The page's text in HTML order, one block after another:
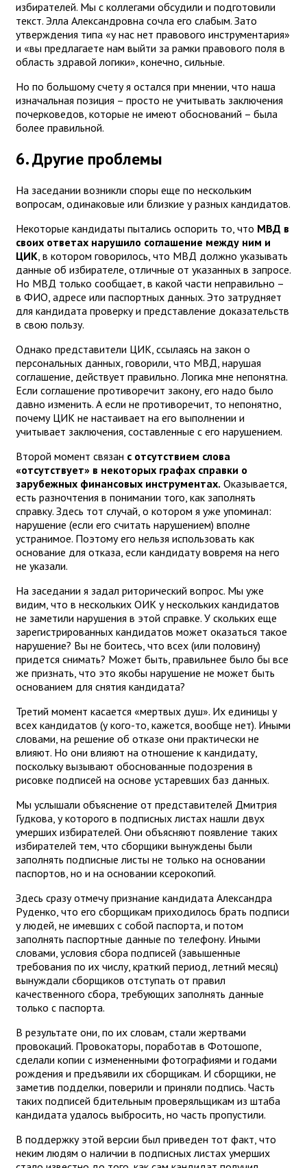
избирателей. Мы с коллегами обсудили и подготовили
текст. Элла Александровна сочла его слабым. Зато
утверждения типа «у нас нет правового инструментария»
и «вы предлагаете нам выйти за рамки правового поля в
область здравой логики», конечно, сильные.
Но по большому счету я остался при мнении, что наша
изначальная позиция – просто не учитывать заключения
почерковедов, которые не имеют обоснований – была
более правильной.
6. Другие проблемы
На заседании возникли споры еще по нескольким
вопросам, одинаковые или близкие у разных кандидатов.
Некоторые кандидаты пытались оспорить то, что МВД в
своих ответах нарушило соглашение между ним и
ЦИК, в котором говорилось, что МВД должно указывать
данные об избирателе, отличные от указанных в запросе.
Но МВД только сообщает, в какой части неправильно –
в ФИО, адресе или паспортных данных. Это затрудняет
для кандидата проверку и представление доказательств
в свою пользу.
Однако представители ЦИК, ссылаясь на закон о
персональных данных, говорили, что МВД, нарушая
соглашение, действует правильно. Логика мне непонятна.
Если соглашение противоречит закону, его надо было
давно изменить. А если не противоречит, то непонятно,
почему ЦИК не настаивает на его выполнении и
учитывает заключения, составленные с его нарушением.
Второй момент связан с отсутствием слова
«отсутствует» в некоторых графах справки о
зарубежных финансовых инструментах. Оказывается,
есть разночтения в понимании того, как заполнять
справку. Здесь тот случай, о котором я уже упоминал:
нарушение (если его считать нарушением) вполне
устранимое. Поэтому его нельзя использовать как
основание для отказа, если кандидату вовремя на него
не указали.
На заседании я задал риторический вопрос. Мы уже
видим, что в нескольких ОИК у нескольких кандидатов
не заметили нарушения в этой справке. У скольких еще
зарегистрированных кандидатов может оказаться такое
нарушение? Вы не боитесь, что всех (или половину)
придется снимать? Может быть, правильнее было бы все
же признать, что это якобы нарушение не может быть
основанием для снятия кандидата?
Третий момент касается «мертвых душ». Их единицы у
всех кандидатов (у кого-то, кажется, вообще нет). Иными
словами, на решение об отказе они практически не
влияют. Но они влияют на отношение к кандидату,
поскольку вызывают обоснованные подозрения в
рисовке подписей на основе устаревших баз данных.
Мы услышали объяснение от представителей Дмитрия
Гудкова, у которого в подписных листах нашли двух
умерших избирателей. Они объясняют появление таких
избирателей тем, что сборщики вынуждены были
заполнять подписные листы не только на основании
паспортов, но и на основании ксерокопий.
Здесь сразу отмечу признание кандидата Александра
Руденко, что его сборщикам приходилось брать подписи
у людей, не имевших с собой паспорта, и потом
заполнять паспортные данные по телефону. Иными
словами, условия сбора подписей (завышенные
требования по их числу, краткий период, летний месяц)
вынуждали сборщиков отступать от правил
качественного сбора, требующих заполнять данные
только с паспорта.
В результате они, по их словам, стали жертвами
провокаций. Провокаторы, поработав в Фотошопе,
сделали копии с измененными фотографиями и годами
рождения и предъявили их сборщикам. И сборщики, не
заметив подделки, поверили и приняли подпись. Часть
таких подписей бдительным проверяльщикам из штаба
кандидата удалось выбросить, но часть пропустили.
В поддержку этой версии был приведен тот факт, что
неким людям о наличии в подписных листах умерших